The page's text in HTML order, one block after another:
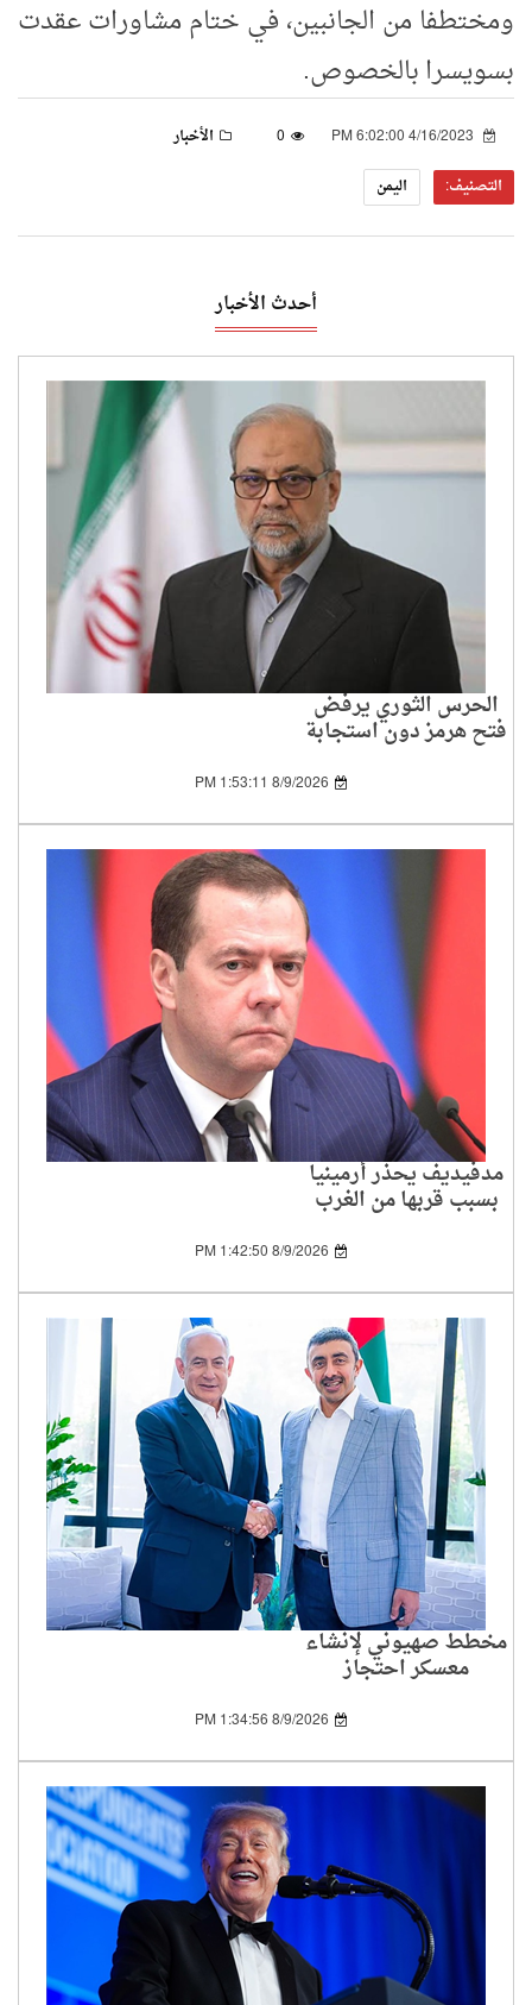
ومختطفا من الجانبين، في ختام مشاورات عقدت
بسويسرا بالخصوص.
0
الأخبار
التصنيف:
اليمن
أحدث الأخبار
الحرس الثوري يرفض
فتح هرمز دون استجابة
واشنطن لشروط طهران
8/9/2026 1:53:11 PM
مدفيديف يحذر أرمينيا
بسبب قربها من الغرب
8/9/2026 1:42:50 PM
مخطط صهيوني لإنشاء
معسكر احتجاز
8/9/2026 1:34:56 PM